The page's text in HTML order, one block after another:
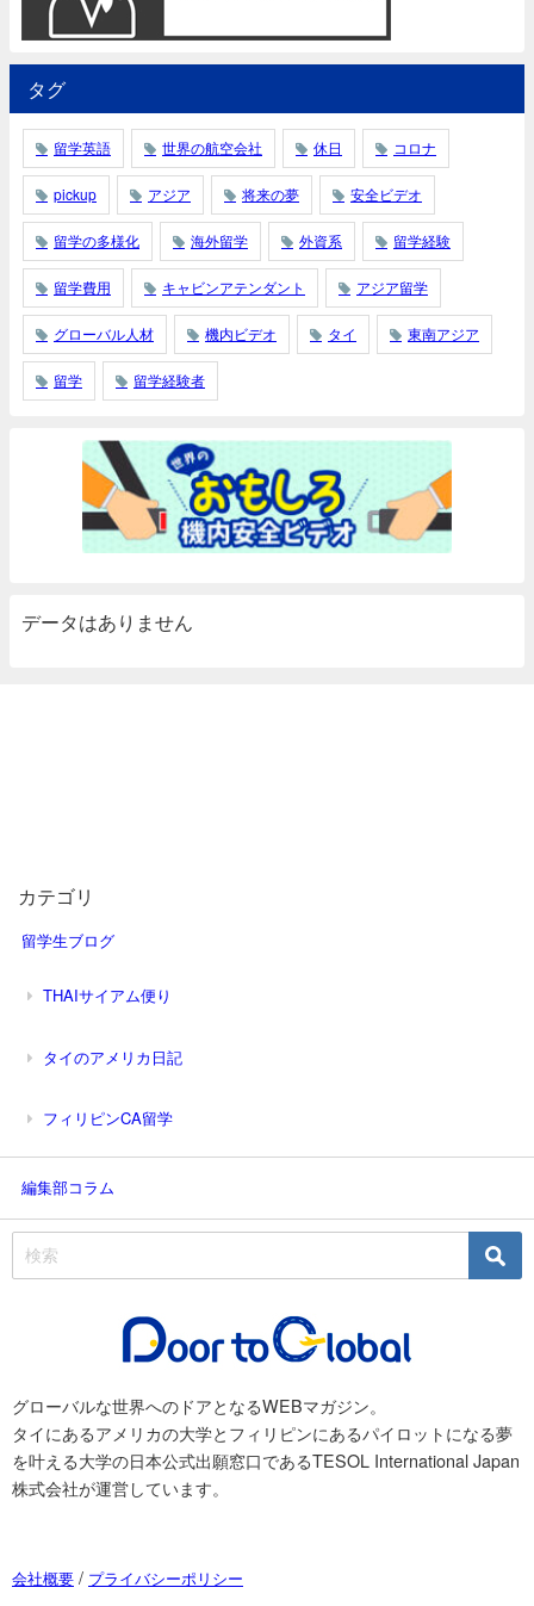
タグ
留学英語 世界の航空会社 休日 コロナ
pickup アジア 将来の夢 安全ビデオ
留学の多様化 海外留学 外資系 留学経験
留学費用 キャビンアテンダント アジア留学
グローバル人材 機内ビデオ タイ 東南アジア
留学 留学経験者
データはありません
カテゴリ
留学生ブログ
THAIサイアム便り
タイのアメリカ日記
フィリピンCA留学
編集部コラム
グローバルな世界へのドアとなるWEBマガジン。
タイにあるアメリカの大学とフィリピンにあるパイロットになる夢
を叶える大学の日本公式出願窓口であるTESOL International Japan
株式会社が運営しています。
会社概要 / プライバシーポリシー